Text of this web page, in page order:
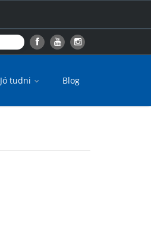
Jó tudni Blog